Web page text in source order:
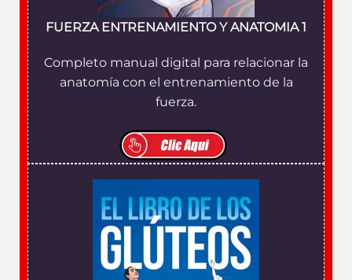
FUERZA ENTRENAMIENTO Y ANATOMIA 1
Completo manual digital para relacionar la
anatomía con el entrenamiento de la
fuerza.